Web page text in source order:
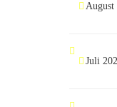
August
Juli